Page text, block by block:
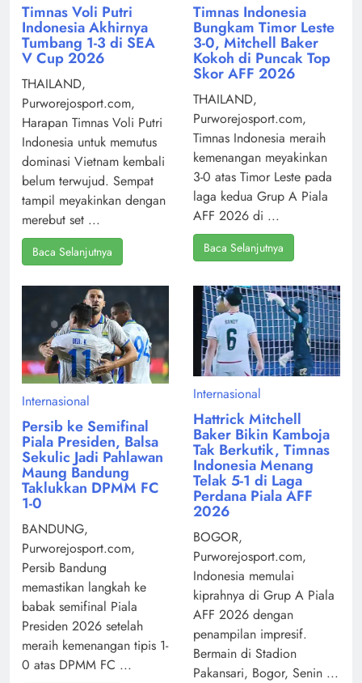
Timnas Voli Putri
Indonesia Akhirnya
Tumbang 1-3 di SEA
V Cup 2026
THAILAND,
Purworejosport.com,
Harapan Timnas Voli Putri
Indonesia untuk memutus
dominasi Vietnam kembali
belum terwujud. Sempat
tampil meyakinkan dengan
merebut set ...
Baca Selanjutnya
Timnas Indonesia
Bungkam Timor Leste
3-0, Mitchell Baker
Kokoh di Puncak Top
Skor AFF 2026
THAILAND,
Purworejosport.com,
Timnas Indonesia meraih
kemenangan meyakinkan
3-0 atas Timor Leste pada
laga kedua Grup A Piala
AFF 2026 di ...
Baca Selanjutnya
Internasional
Persib ke Semifinal
Piala Presiden, Balsa
Sekulic Jadi Pahlawan
Maung Bandung
Taklukkan DPMM FC
1-0
BANDUNG,
Purworejosport.com,
Persib Bandung
memastikan langkah ke
babak semifinal Piala
Presiden 2026 setelah
meraih kemenangan tipis 1-
0 atas DPMM FC ...
Internasional
Hattrick Mitchell
Baker Bikin Kamboja
Tak Berkutik, Timnas
Indonesia Menang
Telak 5-1 di Laga
Perdana Piala AFF
2026
BOGOR,
Purworejosport.com,
Indonesia memulai
kiprahnya di Grup A Piala
AFF 2026 dengan
penampilan impresif.
Bermain di Stadion
Pakansari, Bogor, Senin ...